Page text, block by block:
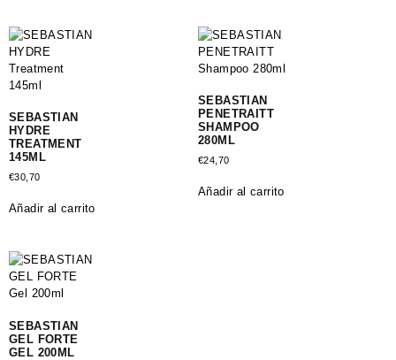
SEBASTIAN
HYDRE
TREATMENT
145ML
€30,70
Añadir al carrito
SEBASTIAN
PENETRAITT
SHAMPOO
280ML
€24,70
Añadir al carrito
SEBASTIAN
GEL FORTE
GEL 200ML